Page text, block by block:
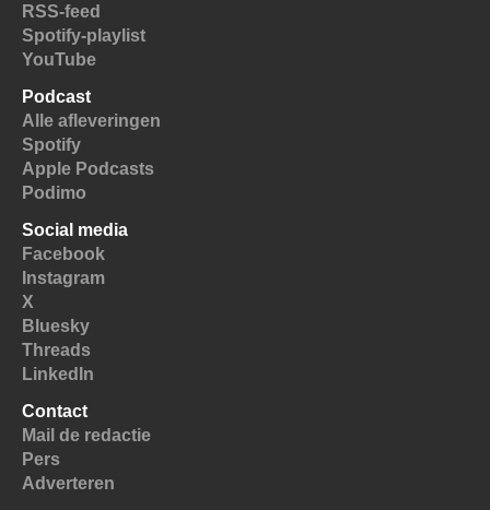
RSS-feed
Spotify-playlist
YouTube
Podcast
Alle afleveringen
Spotify
Apple Podcasts
Podimo
Social media
Facebook
Instagram
X
Bluesky
Threads
LinkedIn
Contact
Mail de redactie
Pers
Adverteren